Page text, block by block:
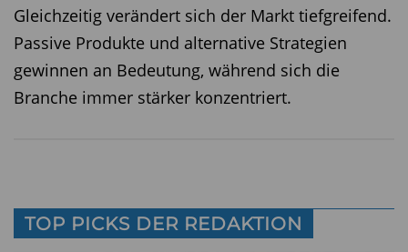
Gleichzeitig verändert sich der Markt tiefgreifend.
Passive Produkte und alternative Strategien
gewinnen an Bedeutung, während sich die
Branche immer stärker konzentriert.
TOP PICKS DER REDAKTION